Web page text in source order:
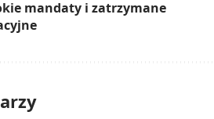
mandaty i zatrzymane